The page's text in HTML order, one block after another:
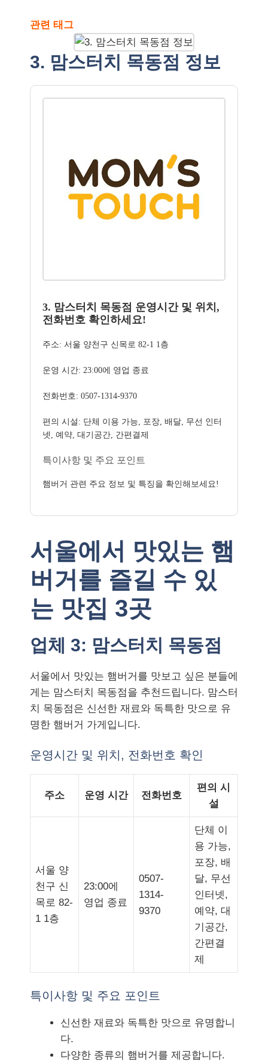
관련 태그
3. 맘스터치 목동점 정보
3. 맘스터치 목동점 운영시간 및 위치,
전화번호 확인하세요!
주소: 서울 양천구 신목로 82-1 1층
운영 시간: 23:00에 영업 종료
전화번호: 0507-1314-9370
편의 시설: 단체 이용 가능, 포장, 배달, 무선 인터
넷, 예약, 대기공간, 간편결제
특이사항 및 주요 포인트
햄버거 관련 주요 정보 및 특징을 확인해보세요!
서울에서 맛있는 햄
버거를 즐길 수 있
는 맛집 3곳
업체 3: 맘스터치 목동점
서울에서 맛있는 햄버거를 맛보고 싶은 분들에
게는 맘스터치 목동점을 추천드립니다. 맘스터
치 목동점은 신선한 재료와 독특한 맛으로 유
명한 햄버거 가게입니다.
운영시간 및 위치, 전화번호 확인
주소 운영 시간 전화번호
편의 시
설
서울 양
천구 신
목로 82-
1 1층
23:00에
영업 종료
0507-
1314-
9370
단체 이
용 가능,
포장, 배
달, 무선
인터넷,
예약, 대
기공간,
간편결
제
특이사항 및 주요 포인트
신선한 재료와 독특한 맛으로 유명합니
다.
다양한 종류의 햄버거를 제공합니다.